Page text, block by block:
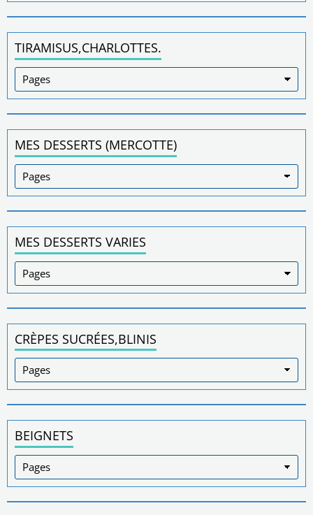
TIRAMISUS,CHARLOTTES.
MES DESSERTS (MERCOTTE)
MES DESSERTS VARIES
CRÈPES SUCRÉES,BLINIS
BEIGNETS